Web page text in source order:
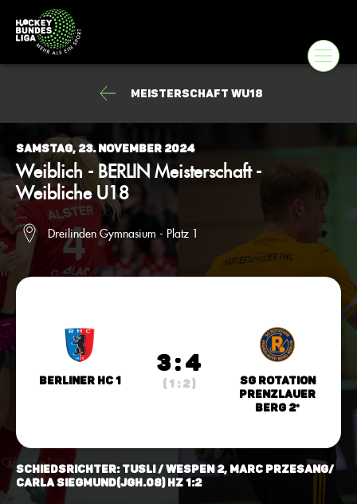
Meisterschaft wU18
Samstag, 23. November 2024
Weiblich - BERLIN Meisterschaft -
Weibliche U18
Dreilinden Gymnasium - Platz 1
Berliner HC 1
3 : 4
( 1 : 2 )
SG Rotation
Prenzlauer
Berg 2*
Schiedsrichter: TuSLi / Wespen 2, Marc Przesang/
Carla Siegmund(Jgh.08) HZ 1:2